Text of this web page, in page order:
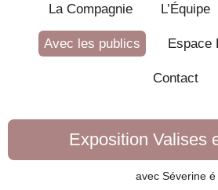
La Compagnie L’Équipe
Avec les publics Espace
Contact
Exposition Valises
avec Séverine é